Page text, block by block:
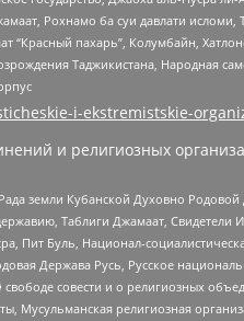
Рохнамо ба суи давлати
“Красный пахарь”, Колумбайн,
Таджикистана, Народная
i-ekstremistskie-
и религиозных
земли Кубанской Духовно
Таблиги Джамаат,
Пит Буль, Национал-
Держава Русь, Русское
совести и о религиозных
Мусульманская религиозная